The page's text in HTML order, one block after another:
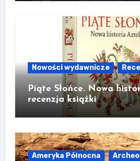
Nowości wydawnicze
Piąte Słońce. Nowa
recenzja książki
Ameryka Północna